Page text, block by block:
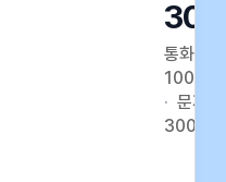
30GB
통화
100분
문자
300건